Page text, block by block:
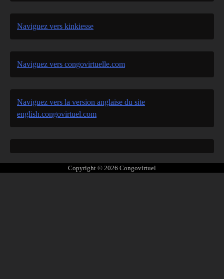
Naviguez vers kinkiesse
Naviguez vers congovirtuelle.com
Naviguez vers la version anglaise du site
english.congovirtuel.com
Copyright © 2026 Congovirtuel